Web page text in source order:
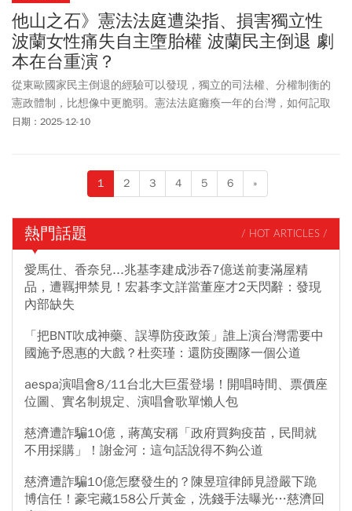
他山之石》憲法法庭遭染指、損害獨立性
波蘭女性痛失自主墮胎權 波蘭民主倒退 劇
本在台重演？
從東歐國家民主倒退的經驗可以發現，獨立的司法權、分權制衡的
憲政體制，比想像中更脆弱。憲法法庭癱瘓一年的台灣，如何記取
其他國家的慘痛教訓、建起防火牆，避免憲政繼續失控？
日期：2025-12-10
1 2 3 4 5 6 »
熱門話題 / HOT ARTICLES /
愛馬仕、香奈兒...兆基李建成涉吞7億送前妻滿屋精
品，遭羈押禁見！宏碁李文詳當董座才2天閃辭：發現
內部缺失
「把BNT吹成神藥、誤導防疫政策」誰上演台灣需要中
國施予恩惠的大戲？杜奕瑾：還防疫團隊一個公道
aespa演唱會8/11台北大巨蛋登場！開唱時間、票價座
位圖、實名制規定、演唱會歌單懶人包
慈濟遭詐騙10億，蔣萬安稱「政府買夠疫苗，民間就
不用採購」！謝金河：這句話說得不夠公道
慈濟遭詐騙10億怎麼發生的？陳昱瑄律師見證嚴下跪
博信任！豪宅藏158公斤黃金，洗錢手法曝光…慈濟回